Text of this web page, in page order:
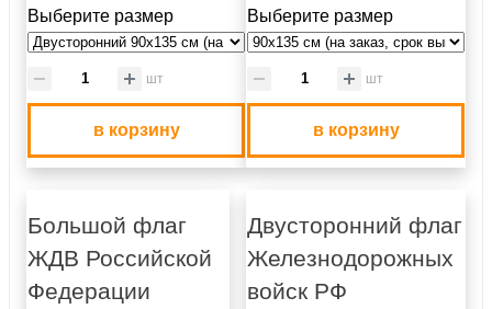
Выберите размер
шт
в корзину
Выберите размер
шт
в корзину
Большой флаг
ЖДВ Российской
Федерации
Двусторонний флаг
Железнодорожных
войск РФ